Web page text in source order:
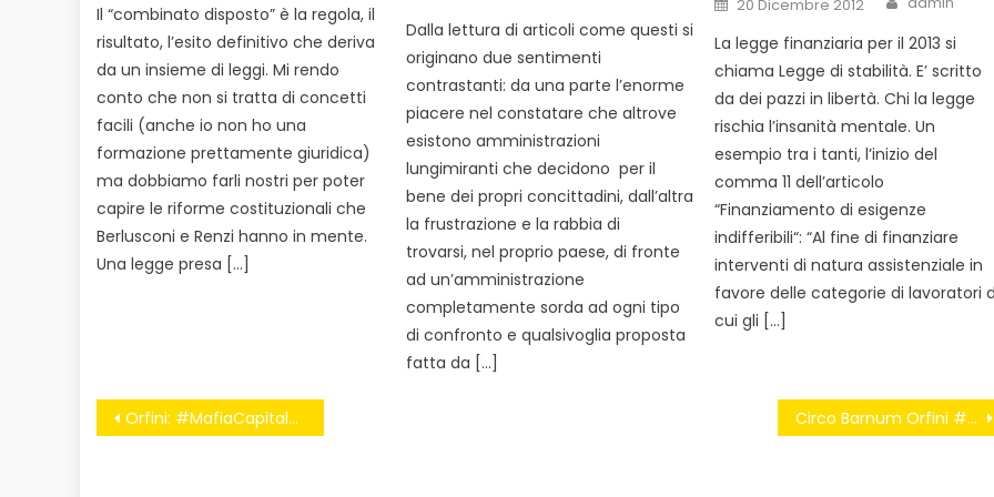
Il “combinato disposto” è la regola, il
risultato, l’esito definitivo che deriva
da un insieme di leggi. Mi rendo
conto che non si tratta di concetti
facili (anche io non ho una
formazione prettamente giuridica)
ma dobbiamo farli nostri per poter
capire le riforme costituzionali che
Berlusconi e Renzi hanno in mente.
Una legge presa […]
Dalla lettura di articoli come questi si
originano due sentimenti
contrastanti: da una parte l’enorme
piacere nel constatare che altrove
esistono amministrazioni
lungimiranti che decidono per il
bene dei propri concittadini, dall’altra
la frustrazione e la rabbia di
trovarsi, nel proprio paese, di fronte
ad un’amministrazione
completamente sorda ad ogni tipo
di confronto e qualsivoglia proposta
fatta da […]
on
20 Dicembre 2012
La legge finanziaria per il 2013 si
chiama Legge di stabilità. E’ scritto
da dei pazzi in libertà. Chi la legge
rischia l’insanità mentale. Un
esempio tra i tanti, l’inizio del
comma 11 dell’articolo
“Finanziamento di esigenze
indifferibili“: “Al fine di finanziare
interventi di natura assistenziale in
favore delle categorie di lavoratori
cui gli […]
Navigazione
Orfini: #MafiaCapitale non è un videogioco Circo Barnum Orfini #OrfiniPagliaccio